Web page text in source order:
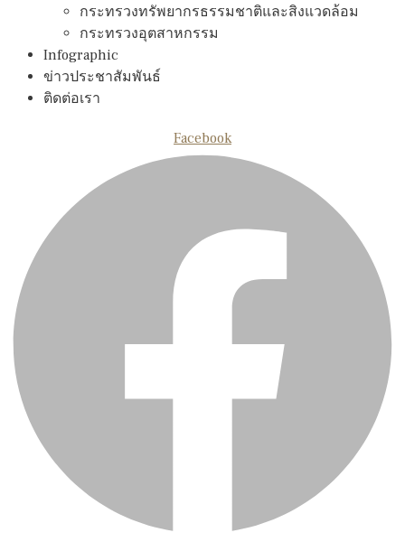
กระทรวงทรัพยากรธรรมชาติและสิงแวดล้อม
กระทรวงอุตสาหกรรม
Infographic
ข่าวประชาสัมพันธ์
ติดต่อเรา
Facebook